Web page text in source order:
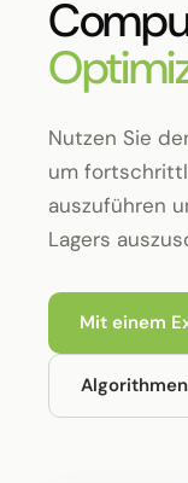
Nutzen Sie
um
auszuführen
Lagers
Mit einem